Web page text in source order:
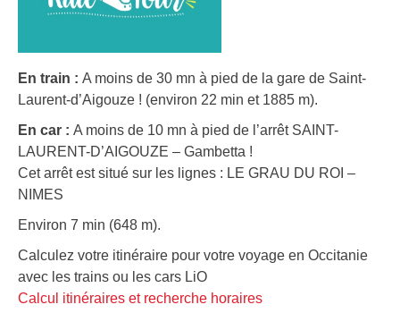
En train : A moins de 30 mn à pied de la gare de Saint-
Laurent-d’Aigouze ! (environ 22 min et 1885 m).
En car : A moins de 10 mn à pied de l’arrêt SAINT-
LAURENT-D’AIGOUZE – Gambetta !
Cet arrêt est situé sur les lignes : LE GRAU DU ROI –
NIMES
Environ 7 min (648 m).
Calculez votre itinéraire pour votre voyage en Occitanie
avec les trains ou les cars LiO
Calcul itinéraires et recherche horaires